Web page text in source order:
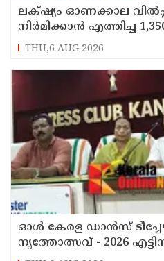
ലക്‌ഷ്യം ഓണക്കാല
നിർമിക്കാൻ എത്തിച്ച 1,350
പിടികൂടി; രണ്ട് പേർ
THU,6 AUG 2026
ഓൾ കേരള ഡാൻസ്
നൃത്തോത്സവ് - 2026